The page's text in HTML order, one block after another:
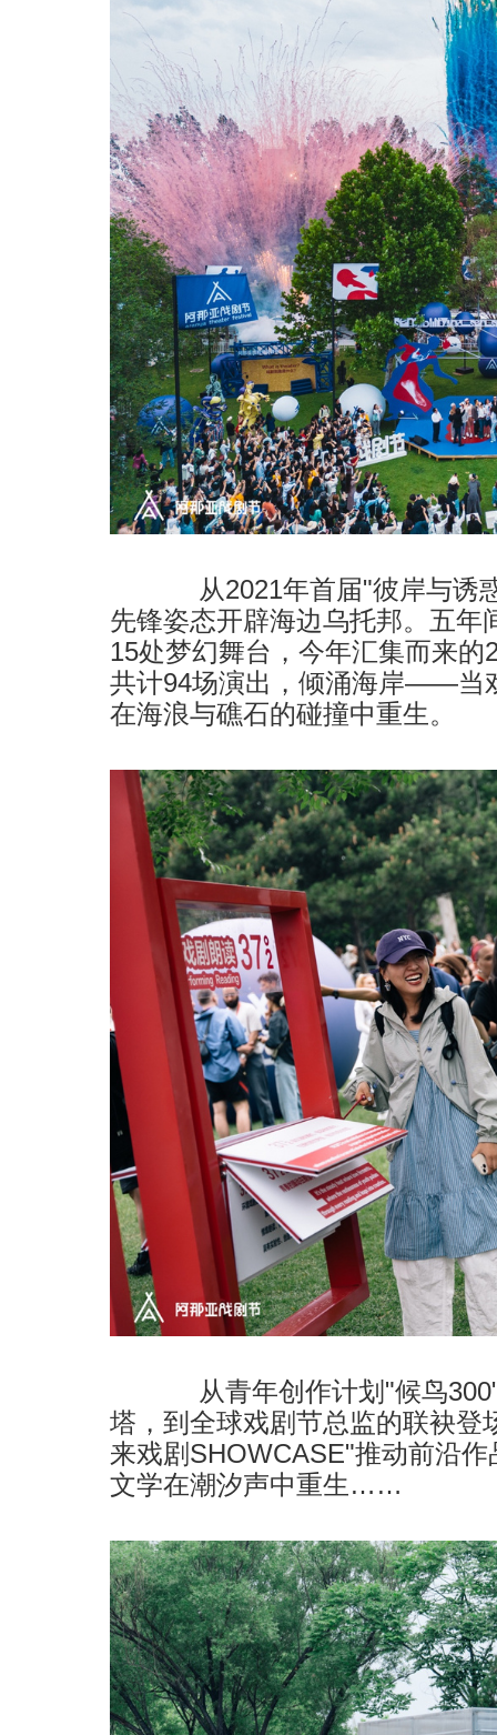
从2021年首届"彼岸与诱
先锋姿态开辟海边乌托邦。五年
15处梦幻舞台，今年汇集而来
共计94场演出，倾涌海岸——当
在海浪与礁石的碰撞中重生。
从青年创作计划"候鸟300"
塔，到全球戏剧节总监的联袂登
来戏剧SHOWCASE"推动前沿
文学在潮汐声中重生……